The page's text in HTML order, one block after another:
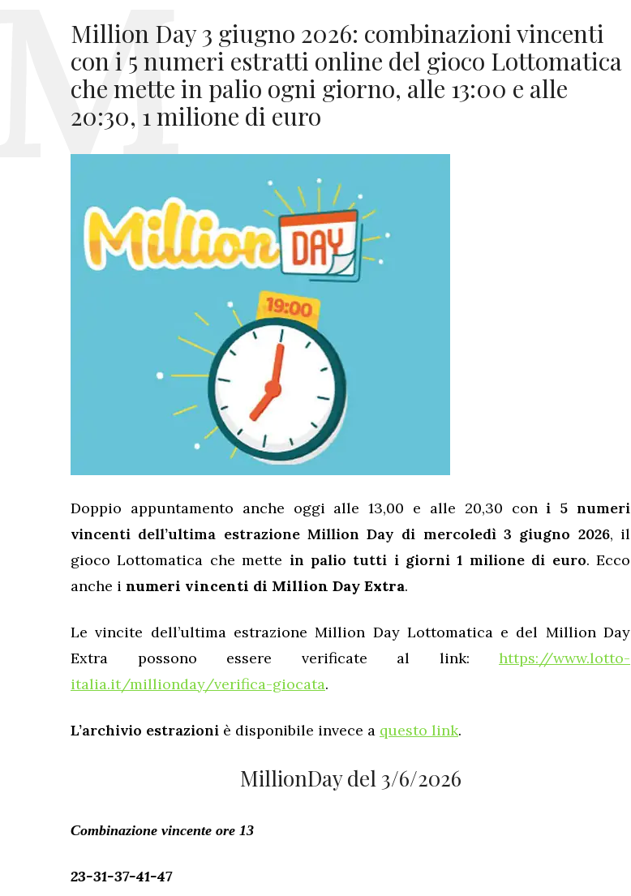
Million Day 3 giugno 2026: combinazioni vincenti
con i 5 numeri estratti online del gioco Lottomatica
che mette in palio ogni giorno, alle 13:00 e alle
20:30, 1 milione di euro
Doppio appuntamento anche oggi alle 13,00 e alle 20,30 con i 5 numeri
vincenti dell’ultima estrazione Million Day di mercoledì 3 giugno 2026, il
gioco Lottomatica che mette in palio tutti i giorni 1 milione di euro. Ecco
anche i numeri vincenti di Million Day Extra.
Le vincite dell’ultima estrazione Million Day Lottomatica e del Million Day
Extra possono essere verificate al link: https://www.lotto-
italia.it/millionday/verifica-giocata.
L’archivio estrazioni è disponibile invece a questo link.
MillionDay del 3/6/2026
Combinazione vincente ore 13
23-31-37-41-47